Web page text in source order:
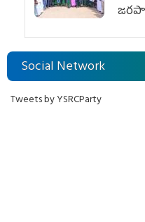
Social Network
Tweets by YSRCParty